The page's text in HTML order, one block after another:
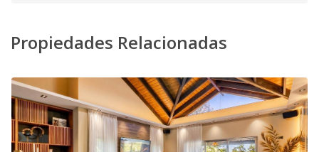
Propiedades Relacionadas